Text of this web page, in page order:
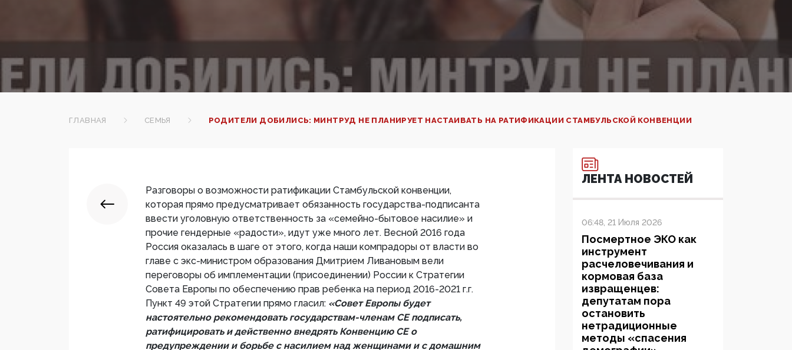
ГЛАВНАЯ СЕМЬЯ РОДИТЕЛИ ДОБИЛИСЬ: МИНТРУД НЕ ПЛАНИРУЕТ НАСТАИВАТЬ НА РАТИФИКАЦИИ СТАМБУЛЬСКОЙ КОНВЕНЦИИ
Разговоры о возможности ратификации Стамбульской конвенции,
которая прямо предусматривает обязанность государства-подписанта
ввести уголовную ответственность за «семейно-бытовое насилие» и
прочие гендерные «радости», идут уже много лет. Весной 2016 года
Россия оказалась в шаге от этого, когда наши компрадоры от власти во
главе с экс-министром образования Дмитрием Ливановым вели
переговоры об имплементации (присоединении) России к Стратегии
Совета Европы по обеспечению прав ребенка на период 2016-2021 г.г.
Пункт 49 этой Стратегии прямо гласил: «Совет Европы будет
настоятельно рекомендовать государствам-членам СЕ подписать,
ратифицировать и действенно внедрять Конвенцию СЕ о
предупреждении и борьбе с насилием над женщинами и с домашним
ЛЕНТА НОВОСТЕЙ
06:48, 21 Июля 2026
Посмертное ЭКО как
инструмент
расчеловечивания и
кормовая база
извращенцев:
депутатам пора
остановить
нетрадиционные
методы «спасения